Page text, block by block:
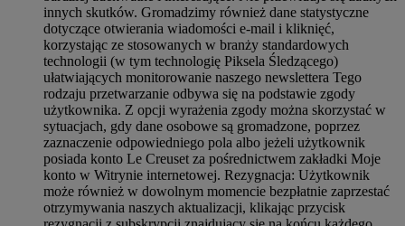
innych skutków. Gromadzimy również dane statystyczne
dotyczące otwierania wiadomości e-mail i kliknięć,
korzystając ze stosowanych w branży standardowych
technologii (w tym technologię Piksela Śledzącego)
ułatwiających monitorowanie naszego newslettera Tego
rodzaju przetwarzanie odbywa się na podstawie zgody
użytkownika. Z opcji wyrażenia zgody można skorzystać w
sytuacjach, gdy dane osobowe są gromadzone, poprzez
zaznaczenie odpowiedniego pola albo jeżeli użytkownik
posiada konto Le Creuset za pośrednictwem zakładki Moje
konto w Witrynie internetowej. Rezygnacja: Użytkownik
może również w dowolnym momencie bezpłatnie zaprzestać
otrzymywania naszych aktualizacji, klikając przycisk